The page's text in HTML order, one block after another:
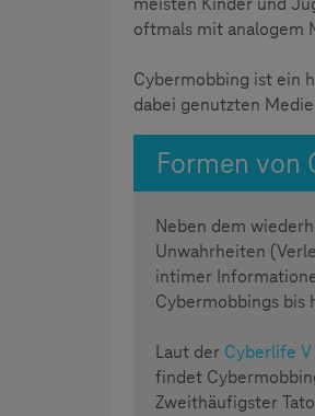
oftmals mit analogem
Cybermobbing ist ein
dabei genutzten
Formen von
Neben dem
Unwahrheiten
intimer
Cybermobbings bis
Laut der Cyberlife
findet
Zweithäufigster